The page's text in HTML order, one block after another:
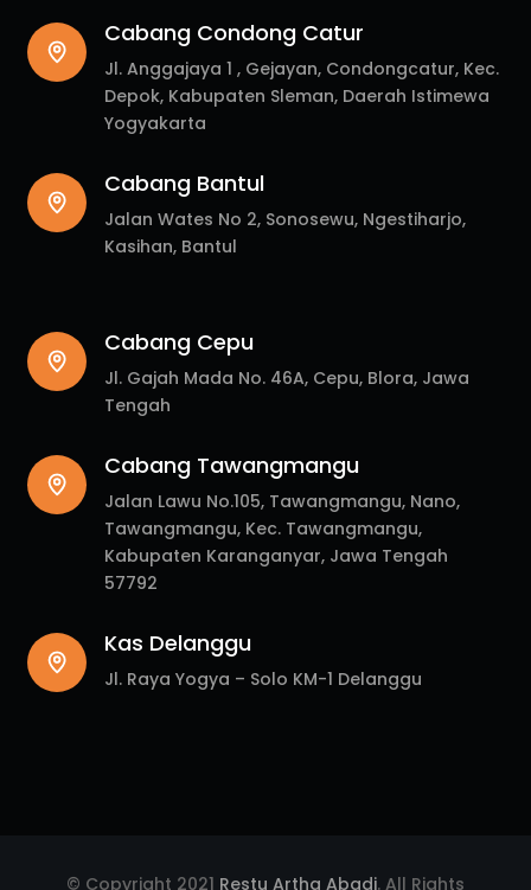
Cabang Condong Catur
Jl. Anggajaya 1 , Gejayan, Condongcatur, Kec.
Depok, Kabupaten Sleman, Daerah Istimewa
Yogyakarta
Cabang Bantul
Jalan Wates No 2, Sonosewu, Ngestiharjo,
Kasihan, Bantul
Cabang Cepu
Jl. Gajah Mada No. 46A, Cepu, Blora, Jawa
Tengah
Cabang Tawangmangu
Jalan Lawu No.105, Tawangmangu, Nano,
Tawangmangu, Kec. Tawangmangu,
Kabupaten Karanganyar, Jawa Tengah
57792
Kas Delanggu
Jl. Raya Yogya – Solo KM-1 Delanggu
© Copyright 2021 Restu Artha Abadi. All Rights